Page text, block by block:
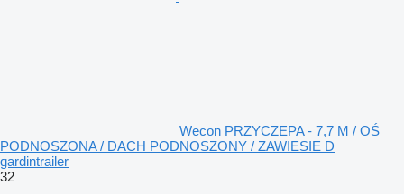
Wecon PRZYCZEPA - 7,7 M / OŚ
PODNOSZONA / DACH PODNOSZONY / ZAWIESIE D
gardintrailer
32